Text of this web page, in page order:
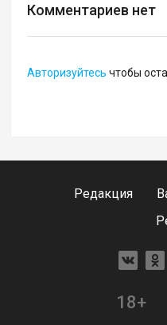
Комментариев нет
Авторизуйтесь чтобы
Редакция
18+